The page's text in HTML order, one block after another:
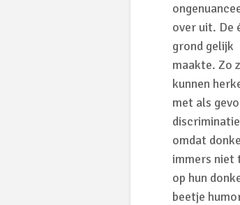
over uit. De
grond gelijk
maakte. Zo
kunnen
met als
omdat
immers niet
op hun
beetje